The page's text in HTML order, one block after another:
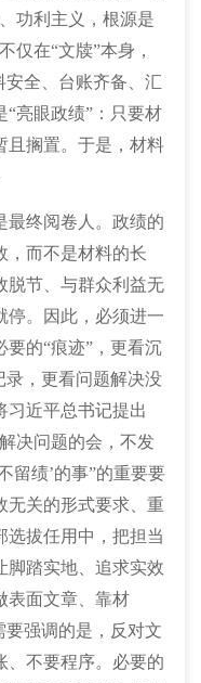
功利主义，根源是
仅在“文牍”本身，
安全、台账齐备、汇
亮眼政绩”：只要材
且搁置。于是，材料
最终阅卷人。政绩的
，而不是材料的长
脱节、与群众利益无
停。因此，必须进一
要的“痕迹”，更看沉
录，更看问题解决没
习近平总书记提出
决问题的会，不发
留绩’的事”的重要要
无关的形式要求、重
选拔任用中，把担当
脚踏实地、追求实效
表面文章、靠材
要强调的是，反对文
、不要程序。必要的